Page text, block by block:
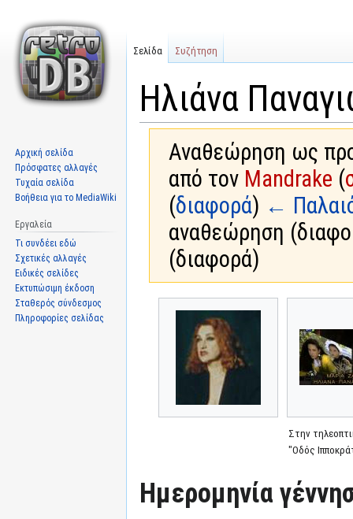
Ηλιάνα
Αναθεώρηση ως
από τον Mandrake (
(διαφορά) ←
αναθεώρηση
(διαφορά)
Στην
"Οδός
Ημερομηνία
Σελίδα Συζήτηση
Αρχική σελίδα
Πρόσφατες αλλαγές
Τυχαία σελίδα
Βοήθεια για το MediaWiki
Εργαλεία
Τι συνδέει εδώ
Σχετικές αλλαγές
Ειδικές σελίδες
Εκτυπώσιμη έκδοση
Σταθερός σύνδεσμος
Πληροφορίες σελίδας